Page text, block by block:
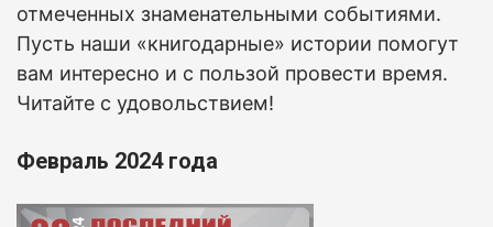
отмеченных знаменательными событиями.
Пусть наши «книгодарные» истории помогут
вам интересно и с пользой провести время.
Читайте с удовольствием!
Февраль 2024 года